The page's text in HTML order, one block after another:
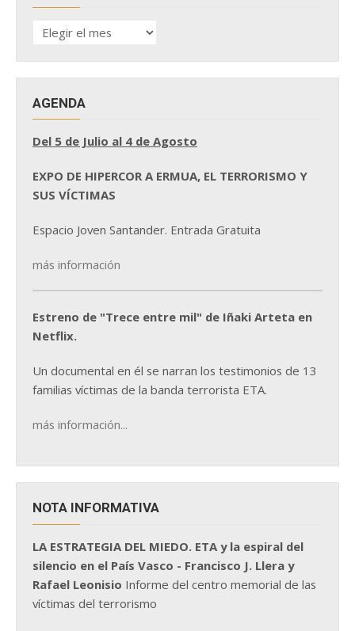
HISTÓRICO
DE
AGENDA
Del 5 de Julio al 4 de Agosto
EXPO DE HIPERCOR A ERMUA, EL TERRORISMO Y
SUS VÍCTIMAS
Espacio Joven Santander. Entrada Gratuita
más información
Estreno de "Trece entre mil" de Iñaki Arteta en
Netflix.
Un documental en él se narran los testimonios de 13
familias víctimas de la banda terrorista ETA.
más información...
NOTA INFORMATIVA
LA ESTRATEGIA DEL MIEDO. ETA y la espiral del
silencio en el País Vasco - Francisco J. Llera y
Rafael Leonisio Informe del centro memorial de las
víctimas del terrorismo